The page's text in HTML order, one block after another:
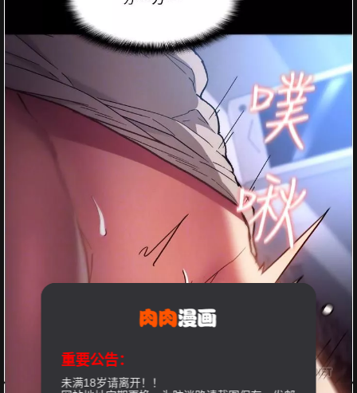
重要公告：
未满18岁请离开！！